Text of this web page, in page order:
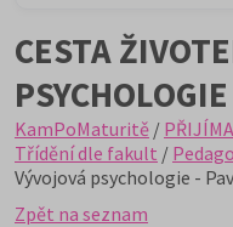
CESTA
KamPoMaturitě /
Třídění dle fakult /
Vývojová psychologie -
Zpět na seznam